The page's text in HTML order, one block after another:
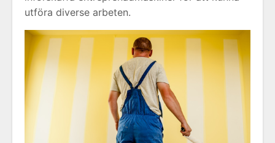
utföra diverse arbeten.